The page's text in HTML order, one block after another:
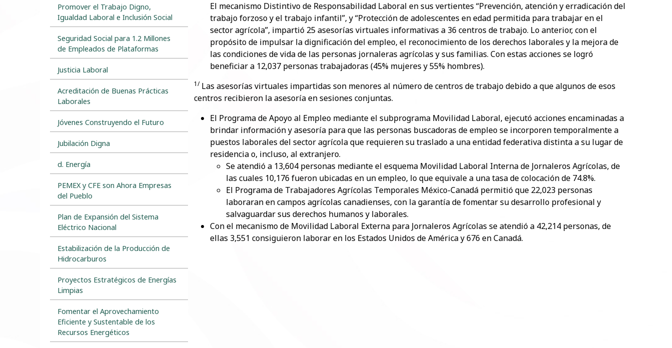
Promover el Trabajo Digno,
Igualdad Laboral e Inclusión Social
Seguridad Social para 1.2 Millones
de Empleados de Plataformas
Justicia Laboral
Acreditación de Buenas Prácticas
Laborales
Jóvenes Construyendo el Futuro
Jubilación Digna
d. Energía
PEMEX y CFE son Ahora Empresas
del Pueblo
Plan de Expansión del Sistema
Eléctrico Nacional
Estabilización de la Producción de
Hidrocarburos
Proyectos Estratégicos de Energías
Limpias
Fomentar el Aprovechamiento
Eficiente y Sustentable de los
Recursos Energéticos
​El mecanismo Distintivo de Responsabilidad Laboral en sus vertientes “Prevención, atención y erradicación del
trabajo forzoso y el trabajo infantil”, y “Protección de adolescentes en edad permitida para trabajar en el
sector agrícola”, impartió 25 asesorías virtuales informativas a 36 centros de trabajo. Lo anterior, con el
propósito de impulsar la dignificación del empleo, el reconocimiento de los derechos laborales y la mejora de
las condiciones de vida de las personas jornaleras agrícolas y sus familias. Con estas acciones se logró
beneficiar a 12,037 personas trabajadoras (45% mujeres y 55% hombres).
1/ Las asesorías virtuales impartidas son menores al número de centros de trabajo debido a que algunos de esos
centros recibieron la asesoría en sesiones conjuntas.
El Programa de Apoyo al Empleo mediante el subprograma Movilidad Laboral, ejecutó acciones encaminadas a
brindar información y asesoría para que las personas buscadoras de empleo se incorporen temporalmente a
puestos laborales del sector agrícola que requieren su traslado a una entidad federativa distinta a su lugar de
residencia o, incluso, al extranjero.
Se atendió a 13,604 personas mediante el esquema Movilidad Laboral Interna de Jornaleros Agrícolas, de
las cuales 10,176 fueron ubicadas en un empleo, lo que equivale a una tasa de colocación de 74.8%.
El Programa de Trabajadores Agrícolas Temporales México-Canadá permitió que 22,023 personas
laboraran en campos agrícolas canadienses, con la garantía de fomentar su desarrollo profesional y
salvaguardar sus derechos humanos y laborales.
​Con el mecanismo de Movilidad Laboral Externa para Jornaleros Agrícolas se atendió a 42,214 personas, de
ellas 3,551 consiguieron laborar en los Estados Unidos de América y 676 en Canadá.